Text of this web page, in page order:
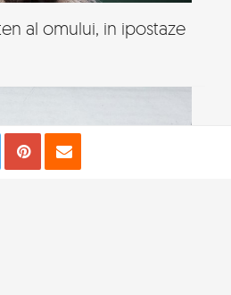
Tweet Pin
al omului, in ipostaze